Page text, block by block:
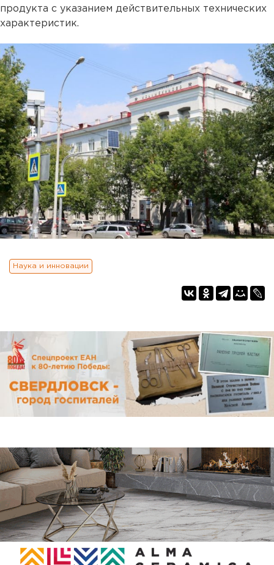
продукта с указанием действительных технических
характеристик.
Наука и инновации